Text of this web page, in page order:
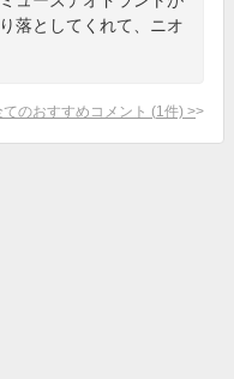
落としてくれて、ニオ
てのおすすめコメント (1 件) >